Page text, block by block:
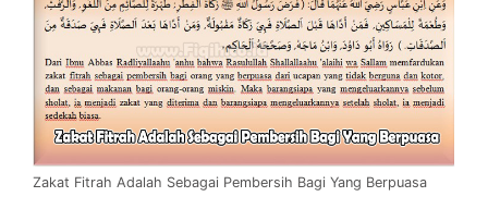
Zakat Fitrah Adalah Sebagai Pembersih Bagi Yang Berpuasa